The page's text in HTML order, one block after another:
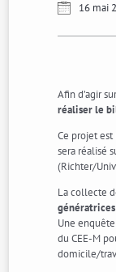
16 mai
Afin d’agir
réaliser le
Ce projet
sera réalisé
(Richter/
La collecte
génératrices
Une
du CEE-M
domicile/